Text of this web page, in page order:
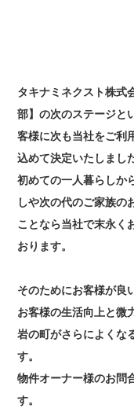
タキナミネクスト株式
部】の次のステージと
客様に次も当社をご利
込めて決定いたしまし
初めての一人暮らしか
しや次の代のご家族の
ことなら当社で末永く
おります。
そのためにお客様が良
お客様の生活向上と微
岩の町がさらによくな
す。
物件オーナー様のお問
す。